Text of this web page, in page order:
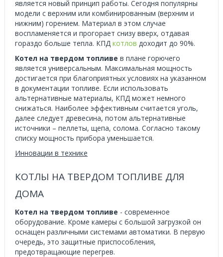
является новый принцип работы. Сегодня популярны
модели с верхним или комбинированным (верхним и
нижним) горением. Материал в этом случае
воспламеняется и прогорает снизу вверх, отдавая
гораздо больше тепла. КПД котлов доходит до 90%.
Котел на твердом топливе в плане горючего
является универсальным. Максимальная мощность
достигается при благоприятных условиях на указанном
в документации топливе. Если использовать
альтернативные материалы, КПД может немного
снижаться. Наиболее эффективным считается уголь,
далее следует древесина, потом альтернативные
источники – пеллеты, щепа, солома. Согласно такому
списку мощность прибора уменьшается.
Инновации в технике
КОТЛЫ НА ТВЕРДОМ ТОПЛИВЕ ДЛЯ
ДОМА
Котел на твердом топливе - современное
оборудование. Кроме камеры с большой загрузкой он
оснащен различными системами автоматики. В первую
очередь, это защитные приспособления,
предотвращающие перегрев.